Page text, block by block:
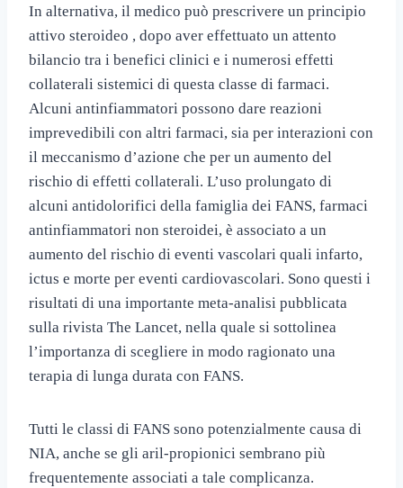
In alternativa, il medico può prescrivere un principio
attivo steroideo , dopo aver effettuato un attento
bilancio tra i benefici clinici e i numerosi effetti
collaterali sistemici di questa classe di farmaci.
Alcuni antinfiammatori possono dare reazioni
imprevedibili con altri farmaci, sia per interazioni con
il meccanismo d’azione che per un aumento del
rischio di effetti collaterali. L’uso prolungato di
alcuni antidolorifici della famiglia dei FANS, farmaci
antinfiammatori non steroidei, è associato a un
aumento del rischio di eventi vascolari quali infarto,
ictus e morte per eventi cardiovascolari. Sono questi i
risultati di una importante meta-analisi pubblicata
sulla rivista The Lancet, nella quale si sottolinea
l’importanza di scegliere in modo ragionato una
terapia di lunga durata con FANS.
Tutti le classi di FANS sono potenzialmente causa di
NIA, anche se gli aril-propionici sembrano più
frequentemente associati a tale complicanza.